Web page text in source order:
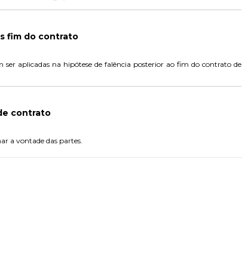
fim do contrato
aplicadas na hipótese de falência posterior ao fim do contrato de
contrato
a vontade das partes.